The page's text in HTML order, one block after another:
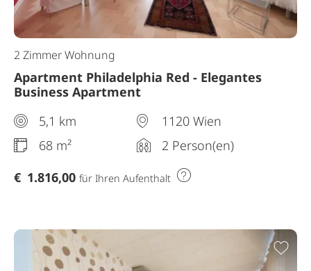
2 Zimmer Wohnung
Apartment Philadelphia Red - Elegantes
Business Apartment
5,1 km
1120 Wien
68 m²
2 Person(en)
€ 1.816,00 für Ihren Aufenthalt